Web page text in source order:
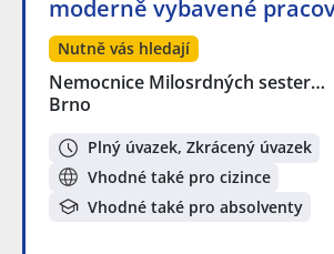
moderně vybavené
Nutně vás hledají
Nemocnice Milosrdných sester…
Brno
Plný úvazek, Zkrácený úvazek
Vhodné také pro cizince
Vhodné také pro absolventy